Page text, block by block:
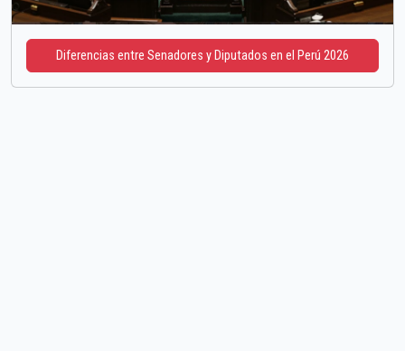
Diferencias entre Senadores y Diputados en el Perú 2026